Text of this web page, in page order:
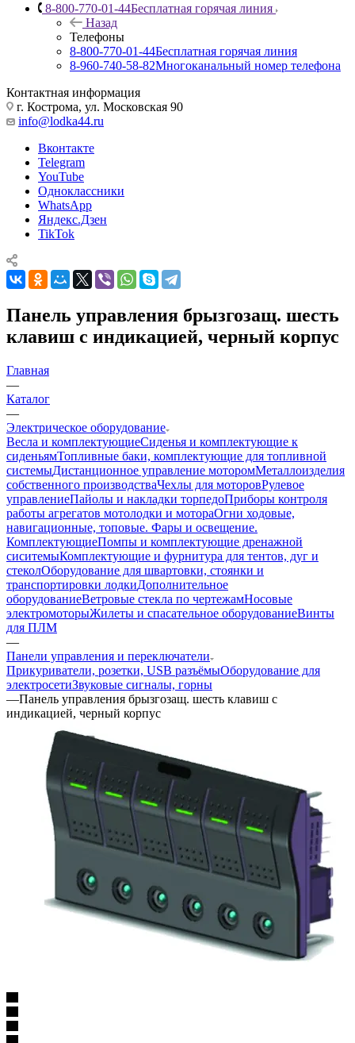
8-800-770-01-44Бесплатная горячая линия
Назад
Телефоны
8-800-770-01-44Бесплатная горячая линия
8-960-740-58-82Многоканальный номер телефона
Контактная информация
г. Кострома, ул. Московская 90
info@lodka44.ru
Вконтакте
Telegram
YouTube
Одноклассники
WhatsApp
Яндекс.Дзен
TikTok
Панель управления брызгозащ. шесть
клавиш с индикацией, черный корпус
Главная
—
Каталог
—
Электрическое оборудование
Весла и комплектующиеСиденья и комплектующие к
сиденьямТопливные баки, комплектующие для топливной
системыДистанционное управление моторомМеталлоизделия
собственного производстваЧехлы для моторовРулевое
управлениеПайолы и накладки торпедоПриборы контроля
работы агрегатов мотолодки и мотораОгни ходовые,
навигационные, топовые. Фары и освещение.
КомплектующиеПомпы и комплектующие дренажной
сиситемыКомплектующие и фурнитура для тентов, дуг и
стеколОборудование для швартовки, стоянки и
транспортировки лодкиДополнительное
оборудованиеВетровые стекла по чертежамНосовые
электромоторыЖилеты и спасательное оборудованиеВинты
для ПЛМ
—
Панели управления и переключатели
Прикуриватели, розетки, USB разъёмыОборудование для
электросетиЗвуковые сигналы, горны
—Панель управления брызгозащ. шесть клавиш с
индикацией, черный корпус